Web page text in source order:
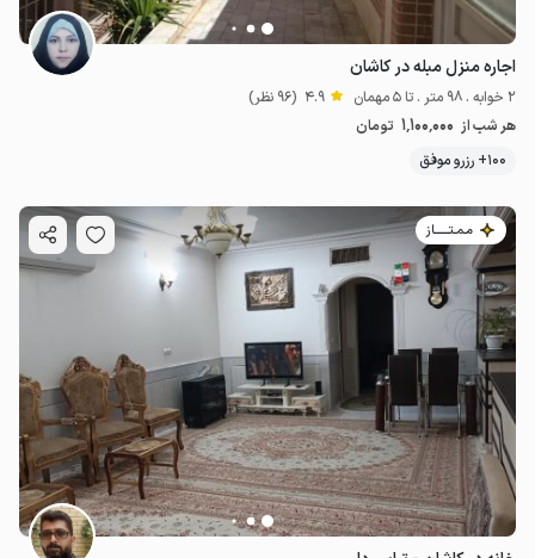
اجاره منزل مبله در کاشان
2 خوابه . 98 متر . تا 5 مهمان 4.9 (96 نظر)
هر شب از 1٬100٬000 تومان
100+ رزرو موفق
مـمـتــــــاز